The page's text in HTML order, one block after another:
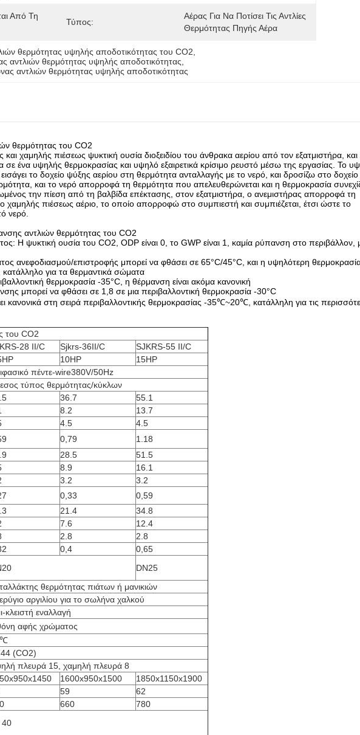
Από Τη
Τύπος:
Αέρας Για Να Ποτίσει Τις Αντλίες
Θερμότητας Πηγής Αέρα
θερμότητας υψηλής αποδοτικότητας του CO2
αντλιών θερμότητας υψηλής αποδοτικότητας
αντλιών θερμότητας υψηλής αποδοτικότητας
θερμότητας του CO2
χαμηλής πιέσεως ψυκτική ουσία διοξειδίου του άνθρακα αερίου από τον εξατμιστήρα, και
σε ένα υψηλής θερμοκρασίας και υψηλό εξαιρετικά κρίσιμο ρευστό μέσω της εργασίας. Το
το δοχείο ψύξης αερίου στη θερμότητα ανταλλαγής με το νερό, και δροσίζω στο
και το νερό απορροφά τη θερμότητα που απελευθερώνεται και η θερμοκρασία
την πίεση από τη βαλβίδα επέκτασης, στον εξατμιστήρα, ο ανεμιστήρας απορροφά τη
χαμηλής πιέσεως αέριο, το οποίο απορροφώ στο συμπιεστή και συμπιέζεται, έτσι ώστε το
νερό.
αντλιών θερμότητας του CO2
Η ψυκτική ουσία του CO2, ODP είναι 0, το GWP είναι 1, καμία ρύπανση στο περιβάλλον,
ανεφοδιασμού/επιστροφής μπορεί να φθάσει σε 65°C/45°C, και η υψηλότερη
για τα θερμαντικά σώματα
θερμοκρασία -35°C, η θέρμανση είναι ακόμα κανονική
μπορεί να φθάσει σε 1,8 σε μια περιβαλλοντική θερμοκρασία -30°C
στη σειρά περιβαλλοντικής θερμοκρασίας -35℃~20℃, κατάλληλη για τις
του CO2
28 II/C Sjkrs-36II/C
SJKRS-55 II/C
10HP
15HP
πέντε-wire380V/50Hz
τύπος θερμότητας/κύκλων
36.7
55.1
8.2
13.7
4.5
4.5
0,79 1.18
28.5
51.5
8.9
16.1
3.2
3.2
0,33 0,59
21.4
34.8
7.6
12.4
2.8
2.8
0,4 0,65
DN25
θερμότητας πιάτων ή μανικιών
αργιλίου για το σωλήνα χαλκού
κλειστή εναλλαγή
αφής χρώματος
(CO2)
πλευρά 15, χαμηλή πλευρά 8
1600x950x1500
1850x1150x1900
59
62
660
780
40